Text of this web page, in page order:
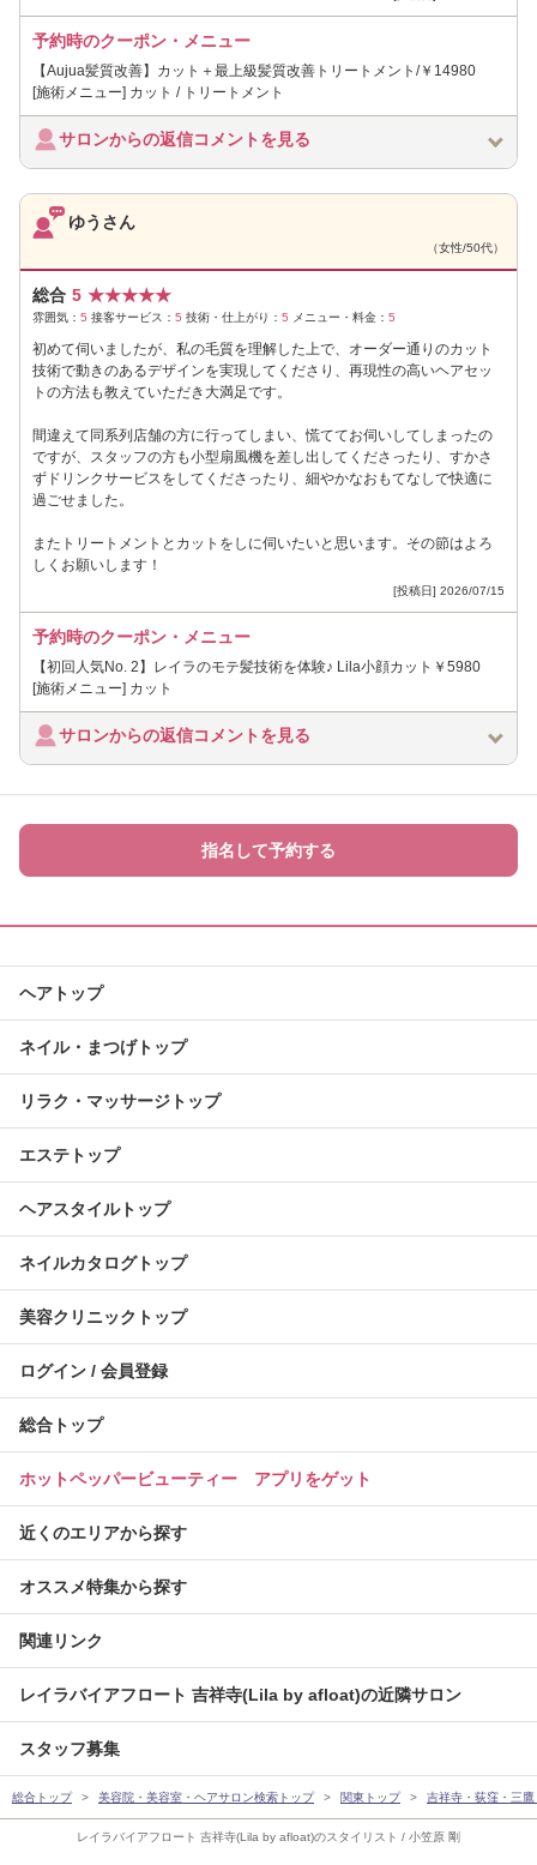
レイラバイアフロート 吉祥寺(Lila by afloat)のスタイリスト / 小笠原 剛
予約時のクーポン・メニュー
【Aujua髪質改善】カット＋最上級髪質改善トリートメント/￥14980
[施術メニュー] カット / トリートメント
サロンからの返信コメントを見る
ゆうさん
（女性/50代）
総合 5 ★★★★★
雰囲気： 5 接客サービス： 5 技術・仕上がり： 5 メニュー・料金： 5
初めて伺いましたが、私の毛質を理解した上で、オーダー通りのカット
技術で動きのあるデザインを実現してくださり、再現性の高いヘアセッ
トの方法も教えていただき大満足です。
間違えて同系列店舗の方に行ってしまい、慌ててお伺いしてしまったの
ですが、スタッフの方も小型扇風機を差し出してくださったり、すかさ
ずドリンクサービスをしてくださったり、細やかなおもてなしで快適に
過ごせました。
またトリートメントとカットをしに伺いたいと思います。その節はよろ
しくお願いします！
[投稿日] 2026/07/15
予約時のクーポン・メニュー
【初回人気No. 2】レイラのモテ髪技術を体験♪ Lila小顔カット￥5980
[施術メニュー] カット
サロンからの返信コメントを見る
指名して予約する
ヘアトップ
ネイル・まつげトップ
リラク・マッサージトップ
エステトップ
ヘアスタイルトップ
ネイルカタログトップ
美容クリニックトップ
ログイン / 会員登録
総合トップ
ホットペッパービューティー アプリをゲット
近くのエリアから探す
オススメ特集から探す
関連リンク
レイラバイアフロート 吉祥寺(Lila by afloat)の近隣サロン
スタッフ募集
総合トップ 美容院・美容室・ヘアサロン検索トップ 関東トップ 吉祥寺・荻窪・三